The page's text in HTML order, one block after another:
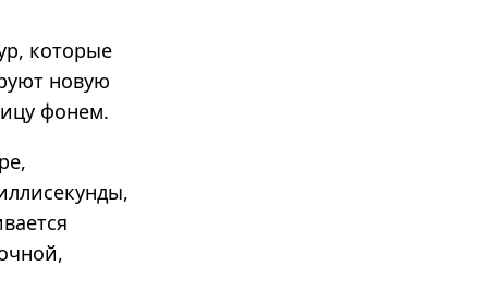
которые
новую
фонем.